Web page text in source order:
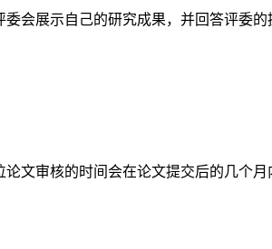
会展示自己的研究成果，并回答评委
文审核的时间会在论文提交后的几个